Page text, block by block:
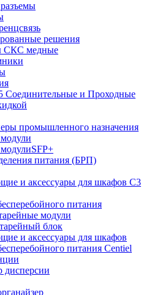
решения
СКС медные
Соединительные и Проходные
промышленного назначения
питания (БРП)
и аксессуары для шкафов C3
питания
модули
блок
и аксессуары для шкафов
питания Centiel
дисперсии